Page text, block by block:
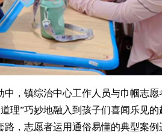
，镇综治中心工作人员与巾帼志
理”巧妙地融入到孩子们喜闻乐见
，志愿者运用通俗易懂的典型案